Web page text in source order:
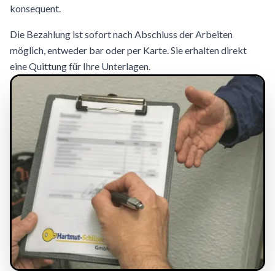
konsequent.
Die Bezahlung ist sofort nach Abschluss der Arbeiten
möglich, entweder bar oder per Karte. Sie erhalten direkt
eine Quittung für Ihre Unterlagen.